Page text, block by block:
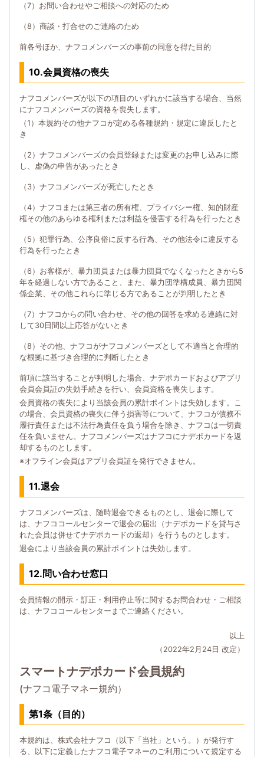
（7）お問い合わせやご相談への対応のため
（8）商談・打合せのご連絡のため
前各号ほか、ナフコメンバーズの事前の同意を得た目的
10.会員資格の喪失
ナフコメンバーズが以下の項目のいずれかに該当する場合、当然
にナフコメンバーズの資格を喪失します。
（1）本規約その他ナフコが定める各種規約・規定に違反したと
き
（2）ナフコメンバーズの会員登録または変更のお申し込みに際
し、虚偽の申告があったとき
（3）ナフコメンバーズが死亡したとき
（4）ナフコまたは第三者の所有権、プライバシー権、知的財産
権その他のあらゆる権利または利益を侵害する行為を行ったとき
（5）犯罪行為、公序良俗に反する行為、その他法令に違反する
行為を行ったとき
（6）お客様が、暴力団員または暴力団員でなくなったときから5
年を経過しない方であること、また、暴力団準構成員、暴力団関
係企業、その他これらに準じる方であることが判明したとき
（7）ナフコからの問い合わせ、その他の回答を求める連絡に対
して30日間以上応答がないとき
（8）その他、ナフコがナフコメンバーズとして不適当と合理的
な根拠に基づき合理的に判断したとき
前項に該当することが判明した場合、ナデポカードおよびアプリ
会員会員証の失効手続きを行い、会員資格を喪失します。
会員資格の喪失により当該会員の累計ポイントは失効します。こ
の場合、会員資格の喪失に伴う損害等について、ナフコが債務不
履行責任または不法行為責任を負う場合を除き、ナフコは一切責
任を負いません。ナフコメンバーズはナフコにナデポカードを返
却するものとします。
※オフライン会員はアプリ会員証を発行できません。
11.退会
ナフコメンバーズは、随時退会できるものとし、退会に際して
は、ナフココールセンターで退会の届出（ナデポカードを貸与さ
れた会員は併せてナデポカードの返却）を行うものとします。
退会により当該会員の累計ポイントは失効します。
12.問い合わせ窓口
会員情報の開示・訂正・利用停止等に関するお問合わせ・ご相談
は、ナフココールセンターまでご連絡ください。
以上
（2022年2月24日 改定）
スマートナデポカード会員規約
(ナフコ電子マネー規約）
第1条（目的）
本規約は、株式会社ナフコ（以下「当社」という。）が発行す
る、以下に定義したナフコ電子マネーのご利用について規定する